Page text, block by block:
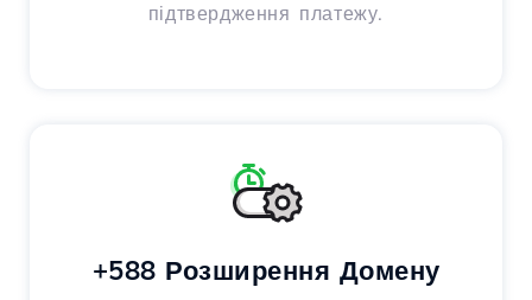
підтвердження платежу.
+588 Розширення Домену